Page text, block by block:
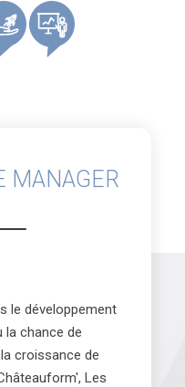
MANAGER
le développement
la chance de
croissance de
Les